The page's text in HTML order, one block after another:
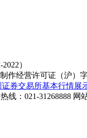
）
作经营许可证（沪）
证券交易所基本行情展
线：021-31268888 网